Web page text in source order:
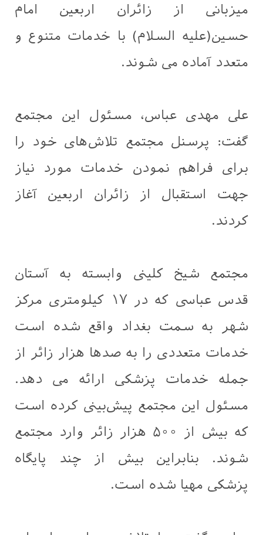
میزبانی از زائران اربعین امام
حسین(علیه السلام) با خدمات متنوع و
متعدد آماده می شوند.
علی مهدی عباس، مسئول این مجتمع
گفت: پرسنل مجتمع تلاش‌های خود را
برای فراهم نمودن خدمات مورد نیاز
جهت استقبال از زائران اربعین آغاز
کردند.
مجتمع شیخ کلینی وابسته به آستان
قدس عباسی که در ۱۷ کیلومتری مرکز
شهر به سمت بغداد واقع شده است
خدمات متعددی را به صدها هزار زائر از
جمله خدمات پزشکی ارائه می دهد.
مسئول این مجتمع پیش‌بینی کرده است
که بیش از ۵۰۰ هزار زائر وارد مجتمع
شوند. بنابراین بیش از چند پایگاه
پزشکی مهیا شده است.